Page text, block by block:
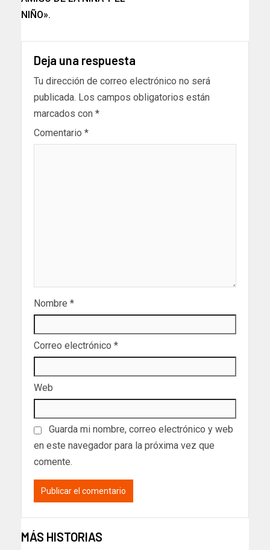
NIÑO».
Deja una respuesta
Tu dirección de correo electrónico no será
publicada. Los campos obligatorios están
marcados con *
Comentario *
Nombre *
Correo electrónico *
Web
Guarda mi nombre, correo electrónico y web
en este navegador para la próxima vez que
comente.
MÁS HISTORIAS